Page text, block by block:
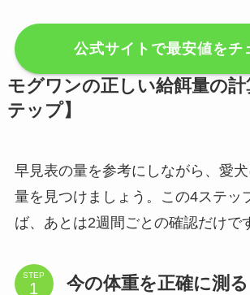
公式サイトで最安値をチ
モグワンの正しい給餌量の計
テップ】
早見表の量を参考にしながら、愛
量を見つけましょう。この4ステッ
ば、あとは2週間ごとの確認だけで
STEP 今の体重を正確に測る